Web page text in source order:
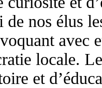
de nos élus
avec
locale.
et